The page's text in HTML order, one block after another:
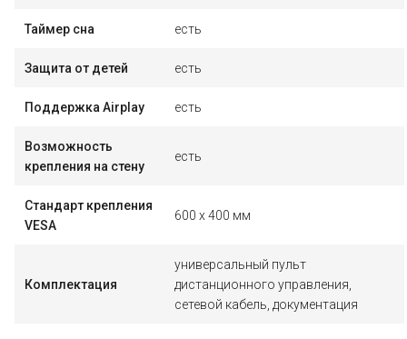
Таймер сна есть
Защита от детей есть
Поддержка Airplay есть
Возможность
крепления на стену
есть
Стандарт крепления
VESA
600 x 400 мм
Комплектация
универсальный пульт
дистанционного управления,
сетевой кабель, документация